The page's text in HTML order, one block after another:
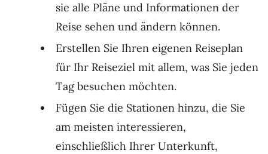
sie alle Pläne und Informationen der
Reise sehen und ändern können.
Erstellen Sie Ihren eigenen Reiseplan
für Ihr Reiseziel mit allem, was Sie jeden
Tag besuchen möchten.
Fügen Sie die Stationen hinzu, die Sie
am meisten interessieren,
einschließlich Ihrer Unterkunft,